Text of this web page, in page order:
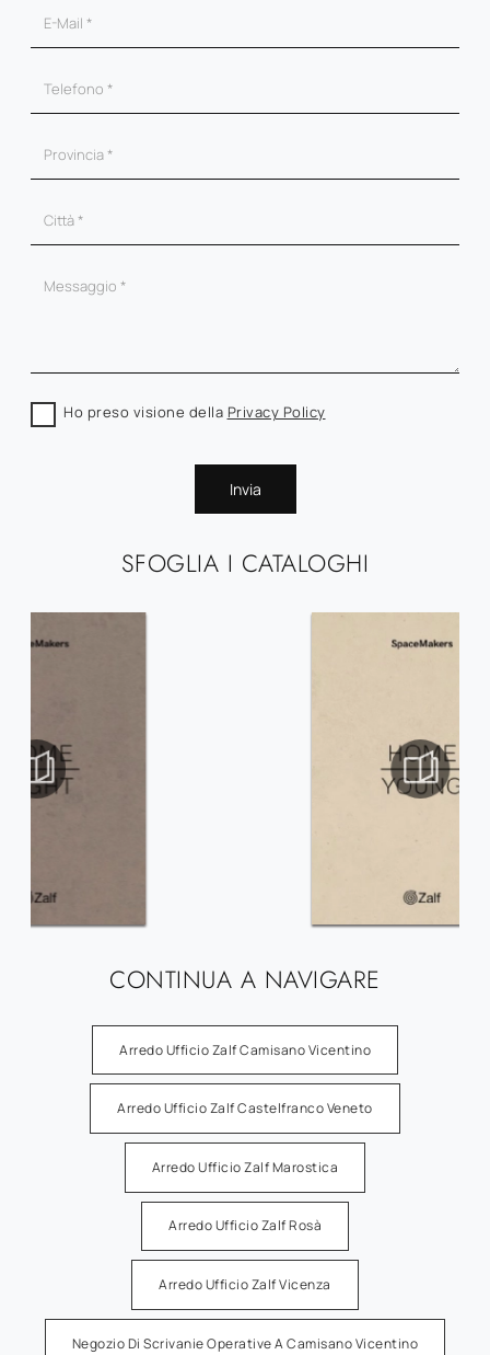
SFOGLIA I CATALOGHI
CONTINUA A NAVIGARE
Arredo Ufficio Zalf Camisano Vicentino
Arredo Ufficio Zalf Castelfranco Veneto
Arredo Ufficio Zalf Marostica
Arredo Ufficio Zalf Rosà
Arredo Ufficio Zalf Vicenza
Negozio Di Scrivanie Operative A Camisano Vicentino
Ho preso visione della Privacy Policy
Invia